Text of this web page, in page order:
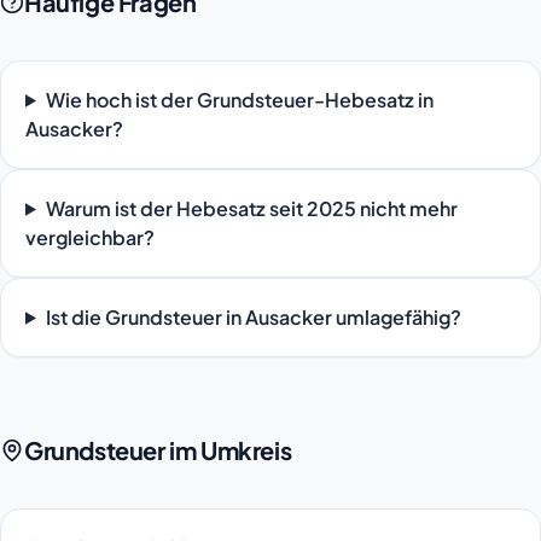
Wie hoch ist der Grundsteuer-Hebesatz in
Ausacker?
Warum ist der Hebesatz seit 2025 nicht mehr
vergleichbar?
Ist die Grundsteuer in Ausacker umlagefähig?
Grundsteuer im Umkreis